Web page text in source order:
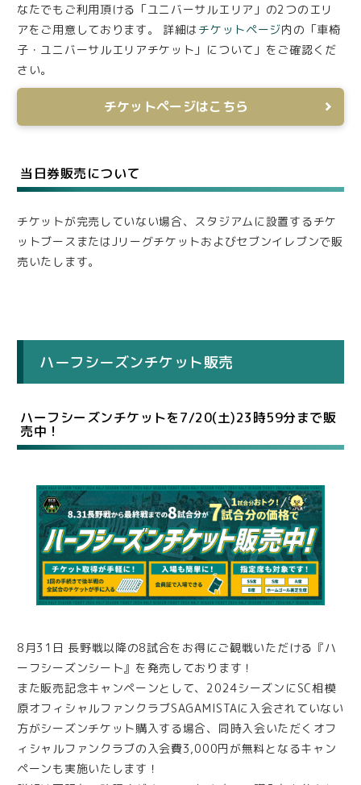
なたでもご利用頂ける「ユニバーサルエリア」の2つのエリ
アをご用意しております。 詳細はチケットページ内の「車椅
子・ユニバーサルエリアチケット」について」をご確認くだ
さい。
チケットページはこちら
当日券販売について
チケットが完売していない場合、スタジアムに設置するチケ
ットブースまたはJリーグチケットおよびセブンイレブンで販
売いたします。
ハーフシーズンチケット販売
ハーフシーズンチケットを7/20(土)23時59分まで販
売中！
8月31日 長野戦以降の8試合をお得にご観戦いただける『ハ
ーフシーズンシート』を発売しております！
また販売記念キャンペーンとして、2024シーズンにSC相模
原オフィシャルファンクラブSAGAMISTAに入会されていない
方がシーズンチケット購入する場合、同時入会いただくオフ
ィシャルファンクラブの入会費3,000円が無料となるキャン
ペーンも実施いたします！